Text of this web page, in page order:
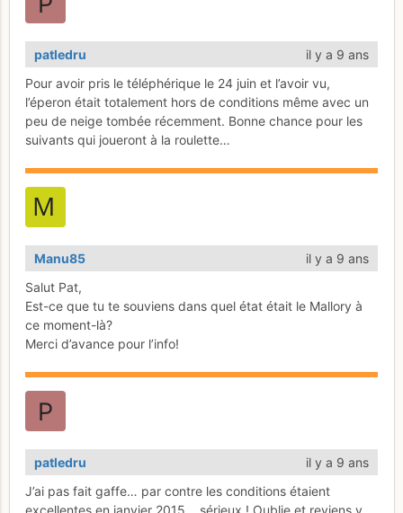
patledru
il y a 9 ans
Pour avoir pris le téléphérique le 24 juin et l’avoir vu,
l’éperon était totalement hors de conditions même avec un
peu de neige tombée récemment. Bonne chance pour les
suivants qui joueront à la roulette…
Manu85
il y a 9 ans
Salut Pat,
Est-ce que tu te souviens dans quel état était le Mallory à
ce moment-là?
Merci d’avance pour l’info!
patledru
il y a 9 ans
J’ai pas fait gaffe… par contre les conditions étaient